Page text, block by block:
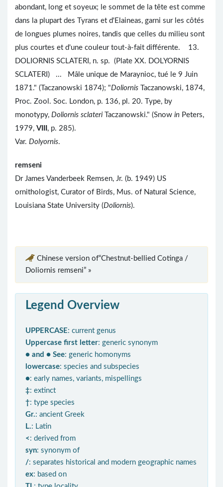
abondant, long et soyeux; le sommet de la tête est comme
dans la plupart des Tyrans et d'Elaineas, garni sur les côtés
de longues plumes noires, tandis que celles du milieu sont
plus courtes et d'une couleur tout-à-fait différente. 13.
DOLIORNIS SCLATERI, n. sp. (Plate XX. DOLYORNIS
SCLATERI) ... Mâle unique de Maraynioc, tué le 9 Juin
1871." (Taczanowski 1874); "Doliornis
Taczanowski, 1874,
Proc. Zool. Soc. London, p. 136, pl. 20. Type, by
monotypy, Doliornis sclateri Taczanowski." (Snow in Peters,
1979, VIII , p. 285).
Var. Dolyornis.
remseni
Dr James Vanderbeek Remsen, Jr. (b. 1949) US
ornithologist, Curator of Birds, Mus. of Natural Science,
Louisiana State University (Doliornis).
Chinese version of“Chestnut-bellied Cotinga /
Doliornis remseni” »
Legend Overview
UPPERCASE: current genus
Uppercase first letter: generic synonym
● and ● See: generic homonyms
lowercase: species and subspecies
●: early names, variants, mispellings
‡: extinct
†: type species
Gr.: ancient Greek
L.: Latin
< : derived from
syn: synonym of
/: separates historical and modern geographic names
ex: based on